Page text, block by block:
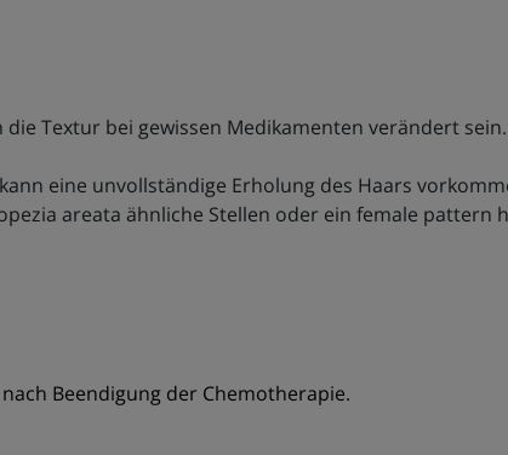
Textur bei gewissen Medikamenten verändert
eine unvollständige Erholung des Haars
areata ähnliche Stellen oder ein female pattern
Beendigung der Chemotherapie.